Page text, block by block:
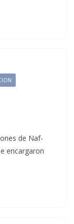
de Naf-
encargaron